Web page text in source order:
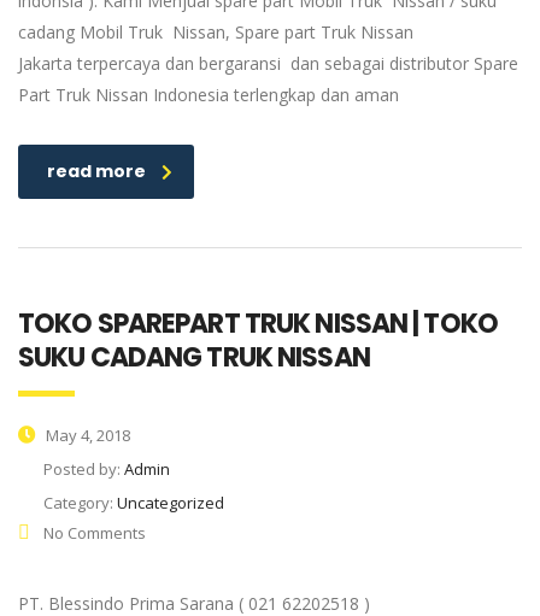
cadang Mobil Truk Nissan, Spare part Truk Nissan
Jakarta terpercaya dan bergaransi dan sebagai distributor Spare
Part Truk Nissan Indonesia terlengkap dan aman
read more
TOKO SPAREPART TRUK NISSAN | TOKO
SUKU CADANG TRUK NISSAN
May 4, 2018
Posted by: Admin
Category: Uncategorized
No Comments
PT. Blessindo Prima Sarana ( 021 62202518 )